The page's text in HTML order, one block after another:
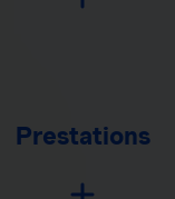
Prestations